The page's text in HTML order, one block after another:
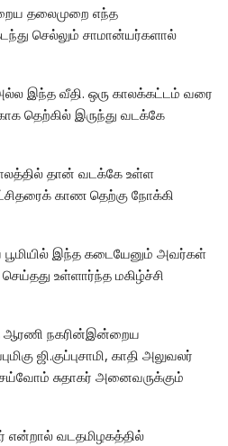
தலைமுறை எந்த
செல்லும் சாமான்யர்களால்
இந்த வீதி. ஒரு காலக்கட்டம் வரை
தெற்கில் இருந்து வடக்கே
தான் வடக்கே உள்ள
காண தெற்கு நோக்கி
பூமியில் இந்த கடையேனும் அவர்கள்
உள்ளார்ந்த மகிழ்ச்சி
ஆரணி நகரின்இன்றைய
ஜி.குப்புசாமி, காதி அலுவலர்
சுதாகர் அனைவருக்கும்
என்றால் வடதமிழகத்தில்